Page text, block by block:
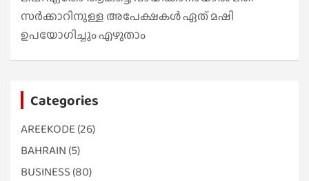
സർക്കാറിനുള്ള അപേക്ഷകൾ ഏത് മഷി
ഉപയോഗിച്ചും എഴുതാം
Categories
AREEKODE (26)
BAHRAIN (5)
BUSINESS (80)